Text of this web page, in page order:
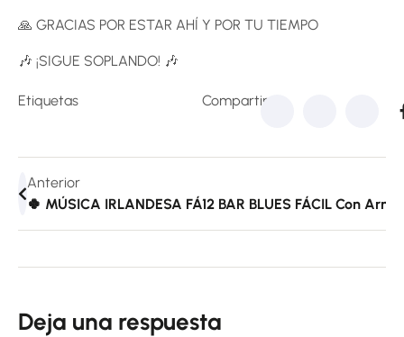
🙏 GRACIAS POR ESTAR AHÍ Y POR TU TIEMPO
🎶 ¡SIGUE SOPLANDO! 🎶
Etiquetas Compartir:
Anterior
🍀 MÚSICA IRLANDESA FÁCIL PASO A PASO | THE
12 BAR BLUES FÁCIL Con
Deja una respuesta